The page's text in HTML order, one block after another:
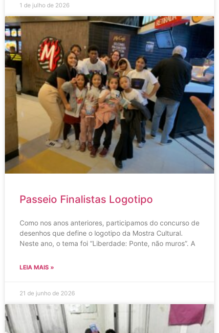
1 de julho de 2026
Passeio Finalistas Logotipo
Como nos anos anteriores, participamos do concurso de
desenhos que define o logotipo da Mostra Cultural.
Neste ano, o tema foi “Liberdade: Ponte, não muros”. A
LEIA MAIS »
21 de junho de 2026